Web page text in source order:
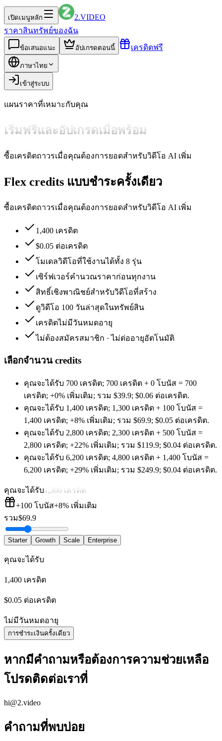
เปิดเมนูหลัก
2.VIDEO
ราคาสินทรัพย์ของฉัน
ข้อเสนอแนะ อัปเกรดตอนนี้ เครดิตฟรี
ภาษาไทย
เข้าสู่ระบบ
แผนราคาที่เหมาะกับคุณ
เริ่มฟรีและอัปเกรดเมื่อพร้อม
ซื้อเครดิตถาวรเมื่อคุณต้องการยอดสำหรับวิดีโอ AI เพิ่ม
Flex credits แบบชำระครั้งเดียว
ซื้อเครดิตถาวรเมื่อคุณต้องการยอดสำหรับวิดีโอ AI เพิ่ม
1,400 เครดิต
$0.05 ต่อเครดิต
โมเดลวิดีโอที่ใช้งานได้ทั้ง 8 รุ่น
เซิร์ฟเวอร์คำนวณราคาก่อนทุกงาน
สิทธิ์เชิงพาณิชย์สำหรับวิดีโอที่สร้าง
ดูวิดีโอ 100 วันล่าสุดในทรัพย์สิน
เครดิตไม่มีวันหมดอายุ
ไม่ต้องสมัครสมาชิก · ไม่ต่ออายุอัตโนมัติ
เลือกจำนวน credits
คุณจะได้รับ 700 เครดิต; 700 เครดิต + 0 โบนัส = 700
เครดิต; +0% เพิ่มเติม; รวม $39.9; $0.06 ต่อเครดิต.
คุณจะได้รับ 1,400 เครดิต; 1,300 เครดิต + 100 โบนัส =
1,400 เครดิต; +8% เพิ่มเติม; รวม $69.9; $0.05 ต่อเครดิต.
คุณจะได้รับ 2,800 เครดิต; 2,300 เครดิต + 500 โบนัส =
2,800 เครดิต; +22% เพิ่มเติม; รวม $119.9; $0.04 ต่อเครดิต.
คุณจะได้รับ 6,200 เครดิต; 4,800 เครดิต + 1,400 โบนัส =
6,200 เครดิต; +29% เพิ่มเติม; รวม $249.9; $0.04 ต่อเครดิต.
คุณจะได้รับ 1,300 เครดิต
+100 โบนัส+8% เพิ่มเติม
รวม$69.9
Starter Growth Scale Enterprise
คุณจะได้รับ
1,400 เครดิต
$0.05 ต่อเครดิต
ไม่มีวันหมดอายุ
การชำระเงินครั้งเดียว
หากมีคำถามหรือต้องการความช่วยเหลือ
โปรดติดต่อเราที่
hi@2.video
คำถามที่พบบ่อย